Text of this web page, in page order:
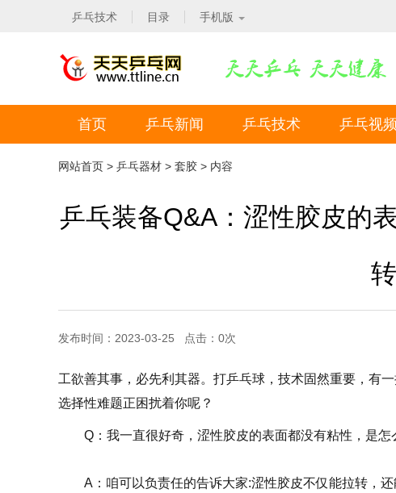
乒乓技术 目录 手机版
首页 乒乓新闻 乒乓技术 乒乓视频
网站首页 > 乒乓器材 > 套胶 > 内容
乒乓装备Q&A：涩性胶皮的
发布时间：2023-03-25 点击： 0次
工欲善其事，必先利其器。打乒乓球，技术固然重要，有
选择性难题正困扰着你呢？
Q： 我一直很好奇，涩性胶皮的表面都没有粘性，是怎
A：咱可以负责任的告诉大家:涩性胶皮不仅能拉转，